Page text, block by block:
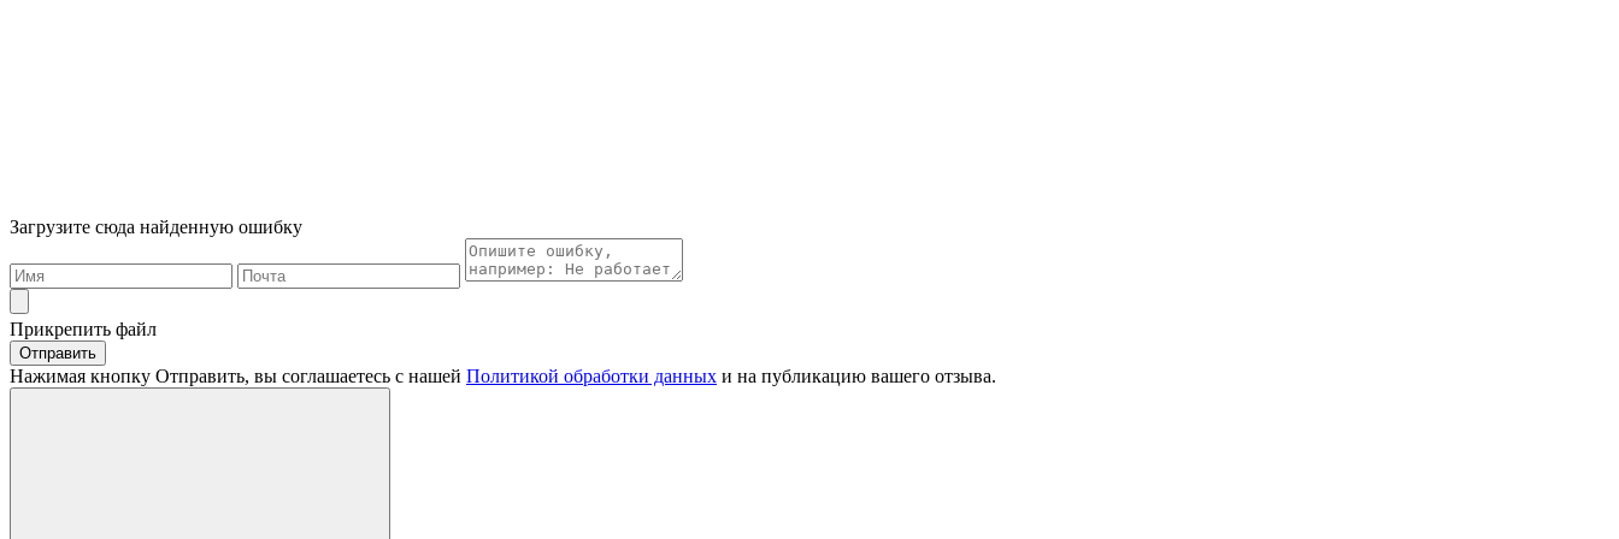
Загрузите сюда найденную ошибку
Прикрепить файл
Отправить
Нажимая кнопку Отправить, вы соглашаетесь с нашей Политикой обработки данных и на публикацию вашего отзыва.